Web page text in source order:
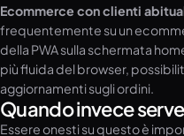
Ecommerce con clienti
frequentemente su un
della PWA sulla schermata
più fluida del browser,
aggiornamenti sugli ordini.
Quando invece
Essere onesti su questo è